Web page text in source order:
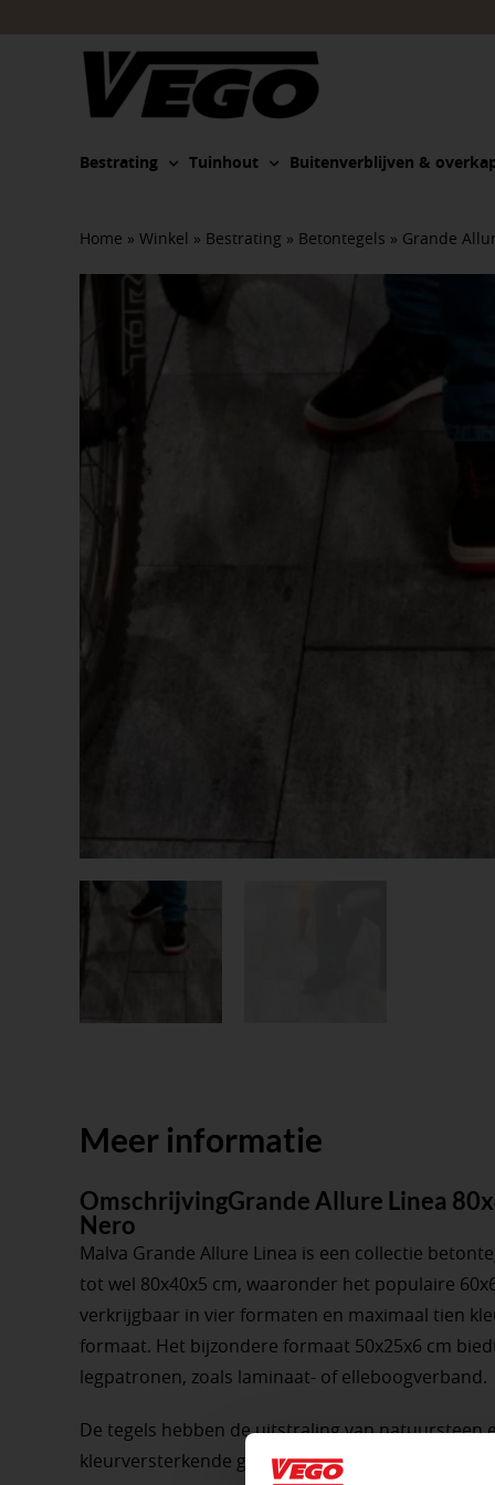
Bestrating Tuinhout Buitenverblijven &
Home » Winkel » Bestrating » Betontegels » Grande
Meer informatie
OmschrijvingGrande Allure Linea
Nero
Malva Grande Allure Linea is een collectie
tot wel 80x40x5 cm, waaronder het populaire
verkrijgbaar in vier formaten en maximaal tien
formaat. Het bijzondere formaat 50x25x6 cm
legpatronen, zoals laminaat- of elleboogverband.
De tegels hebben de uitstraling van natuursteen
kleurversterkende granulaten en een Dura